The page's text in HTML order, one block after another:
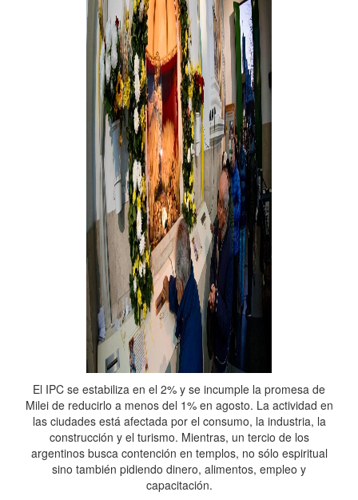
El IPC se estabiliza en el 2% y se incumple la promesa de
Milei de reducirlo a menos del 1% en agosto. La actividad en
las ciudades está afectada por el consumo, la industria, la
construcción y el turismo. Mientras, un tercio de los
argentinos busca contención en templos, no sólo espiritual
sino también pidiendo dinero, alimentos, empleo y
capacitación.